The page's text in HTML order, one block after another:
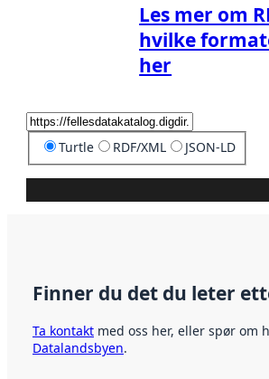
Les mer om
hvilke
her
Turtle RDF/XML JSON-LD
Finner du det du leter
Ta kontakt med oss her, eller spør om
Datalandsbyen.